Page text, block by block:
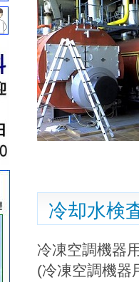
冷却水検
冷凍空調機器
(冷凍空調機